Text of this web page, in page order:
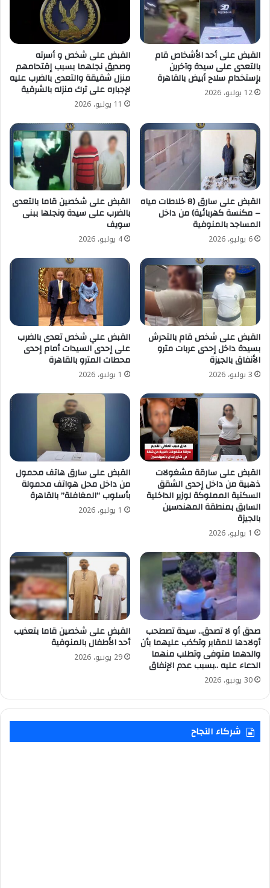
القبض على أحد الأشخاص قام
بالتعدى على سيدة وآخرين
بإستخدام سلاح أبيض بالقاهرة
12 يوليو، 2026
القبض على شخص و أسرته
وصديق نجلهما بسبب إقتحامهم
منزل شقيقة والتعدى بالضرب عليه
لإجباره على ترك منزله بالشرقية
11 يوليو، 2026
القبض على سارق (8 خلاطات مياه
– مكنسة كهربائية) من داخل
المساجد بالمنوفية
6 يوليو، 2026
القبض على شخصين قاما بالتعدى
بالضرب على سيدة ونجلها ببنى
سويف
4 يوليو، 2026
القبض على شخص قام بالتحرش
بسيدة داخل إحدى عربات مترو
الأنفاق بالجيزة
3 يوليو، 2026
القبض علي شخص تعدى بالضرب
على إحدى السيدات أمام إحدى
محطات المترو بالقاهرة
1 يوليو، 2026
القبض على سارقة مشغولات
ذهبية من داخل إحدى الشقق
السكنية المملوكة لوزير الداخلية
السابق بمنطقة المهندسين
بالجيزة
1 يوليو، 2026
القبض على سارق هاتف محمول
من داخل محل هواتف محمولة
بأسلوب “المغافلة” بالقاهرة
1 يوليو، 2026
صدق أو لا تصدق.. سيدة تصطحب
أولادها للمقابر وتكذب عليهما بأن
والدهما متوفى وتطلب منهما
الدعاء عليه ..بسبب عدم الإنفاق
30 يونيو، 2026
القبض على شخصين قاما بتعذيب
أحد الأطفال بالمنوفية
29 يونيو، 2026
شركاء النجاح